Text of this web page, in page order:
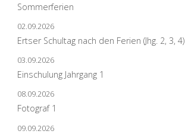
Sommerferien
02.09.2026
Ertser Schultag nach den Ferien (Jhg. 2, 3, 4)
03.09.2026
Einschulung Jahrgang 1
08.09.2026
Fotograf 1
09.09.2026